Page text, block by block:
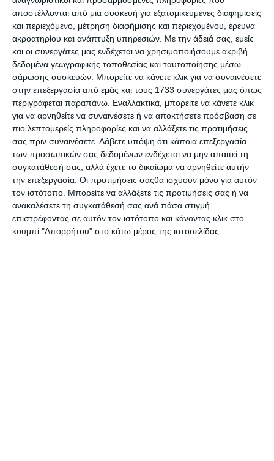
αποστέλλονται από μια συσκευή για εξατομικευμένες διαφημίσεις
και περιεχόμενο, μέτρηση διαφήμισης και περιεχομένου, έρευνα
ακροατηρίου και ανάπτυξη υπηρεσιών. Με την άδειά σας, εμείς
και οι συνεργάτες μας ενδέχεται να χρησιμοποιήσουμε ακριβή
δεδομένα γεωγραφικής τοποθεσίας και ταυτοποίησης μέσω
σάρωσης συσκευών. Μπορείτε να κάνετε κλικ για να συναινέσετε
στην επεξεργασία από εμάς και τους 1733 συνεργάτες μας όπως
περιγράφεται παραπάνω. Εναλλακτικά, μπορείτε να κάνετε κλικ
για να αρνηθείτε να συναινέσετε ή να αποκτήσετε πρόσβαση σε
πιο λεπτομερείς πληροφορίες και να αλλάξετε τις προτιμήσεις
σας πριν συναινέσετε. Λάβετε υπόψη ότι κάποια επεξεργασία
των προσωπικών σας δεδομένων ενδέχεται να μην απαιτεί τη
συγκατάθεσή σας, αλλά έχετε το δικαίωμα να αρνηθείτε αυτήν
την επεξεργασία. Οι προτιμήσεις σαςθα ισχύουν μόνο για αυτόν
τον ιστότοπο. Μπορείτε να αλλάξετε τις προτιμήσεις σας ή να
ανακαλέσετε τη συγκατάθεσή σας ανά πάσα στιγμή
επιστρέφοντας σε αυτόν τον ιστότοπο και κάνοντας κλικ στο
κουμπί "Απορρήτου" στο κάτω μέρος της ιστοσελίδας.
Μαύρα
Κατόπιν παραγγελίας
44,90€
White
Κατόπιν παραγγελίας
8,90€
Ακουστικό Bluetooth iPro
RH120 Retractable Black
Ακουστικό Bluetooth iPro
RH120 Retractable